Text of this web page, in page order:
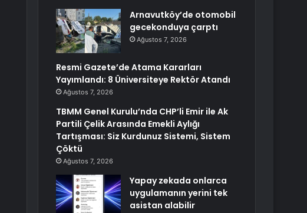
Arnavutköy’de otomobil
gecekonduya çarptı
Ağustos 7, 2026
Resmi Gazete’de Atama Kararları
Yayımlandı: 8 Üniversiteye Rektör Atandı
Ağustos 7, 2026
TBMM Genel Kurulu’nda CHP’li Emir ile Ak
Partili Çelik Arasında Emekli Aylığı
Tartışması: Siz Kurdunuz Sistemi, Sistem
Çöktü
Ağustos 7, 2026
Yapay zekada onlarca
uygulamanın yerini tek
asistan alabilir